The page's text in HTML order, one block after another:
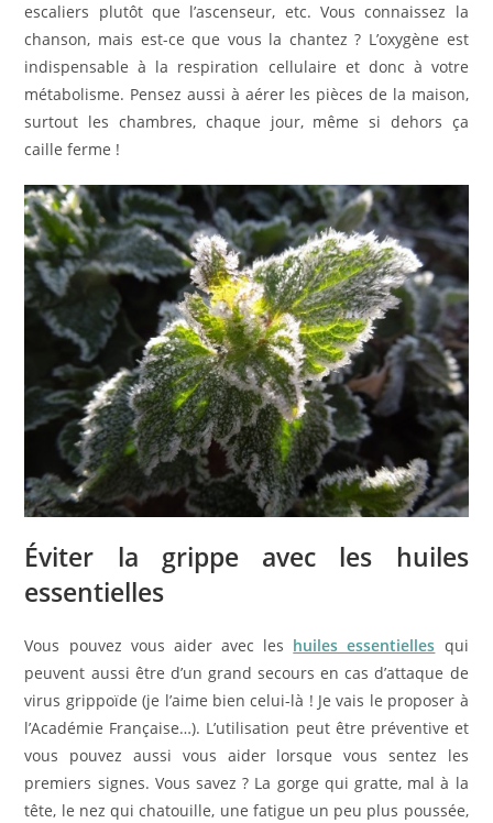
escaliers plutôt que l’ascenseur, etc. Vous connaissez la
chanson, mais est-ce que vous la chantez ? L’oxygène est
indispensable à la respiration cellulaire et donc à votre
métabolisme. Pensez aussi à aérer les pièces de la maison,
surtout les chambres, chaque jour, même si dehors ça
caille ferme !
Éviter la grippe avec les huiles
essentielles
Vous pouvez vous aider avec les huiles essentielles qui
peuvent aussi être d’un grand secours en cas d’attaque de
virus grippoïde (je l’aime bien celui-là ! Je vais le proposer à
l’Académie Française…). L’utilisation peut être préventive et
vous pouvez aussi vous aider lorsque vous sentez les
premiers signes. Vous savez ? La gorge qui gratte, mal à la
tête, le nez qui chatouille, une fatigue un peu plus poussée,